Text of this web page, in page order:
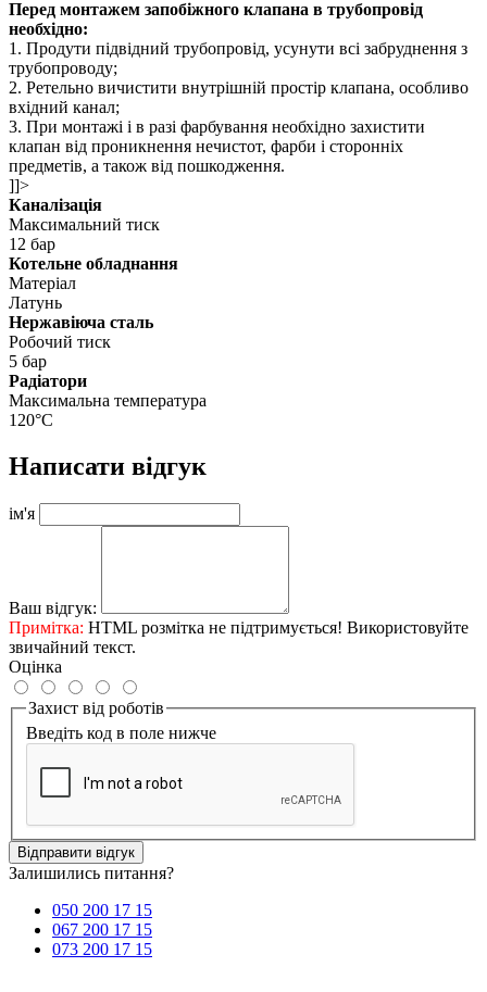
Перед монтажем запобіжного клапана в трубопровід
необхідно:
1. Продути підвідний трубопровід, усунути всі забруднення з
трубопроводу;
2. Ретельно вичистити внутрішній простір клапана, особливо
вхідний канал;
3. При монтажі і в разі фарбування необхідно захистити
клапан від проникнення нечистот, фарби і сторонніх
предметів, а також від пошкодження.
]]>
Каналізація
Максимальний тиск
12 бар
Котельне обладнання
Матеріал
Латунь
Нержавіюча сталь
Робочий тиск
5 бар
Радіатори
Максимальна температура
120°C
Написати відгук
ім'я
Ваш відгук:
Примітка: HTML розмітка не підтримується! Використовуйте
звичайний текст.
Оцінка
Захист від роботів
Введіть код в поле нижче
Відправити відгук
Залишились питання?
050 200 17 15
067 200 17 15
073 200 17 15